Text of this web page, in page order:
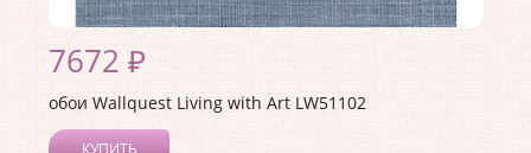
7672 ₽
обои Wallquest Living with Art LW51102
КУПИТЬ